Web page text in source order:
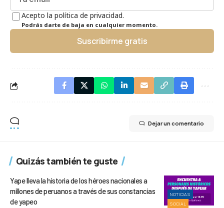
Acepto la política de privacidad.
Podrás darte de baja en cualquier momento.
Suscribirme gratis
Dejar un comentario
Quizás también te guste
NOTICIAS
SOCIAL
Yape lleva la historia de los héroes nacionales a
millones de peruanos a través de sus constancias
de yapeo